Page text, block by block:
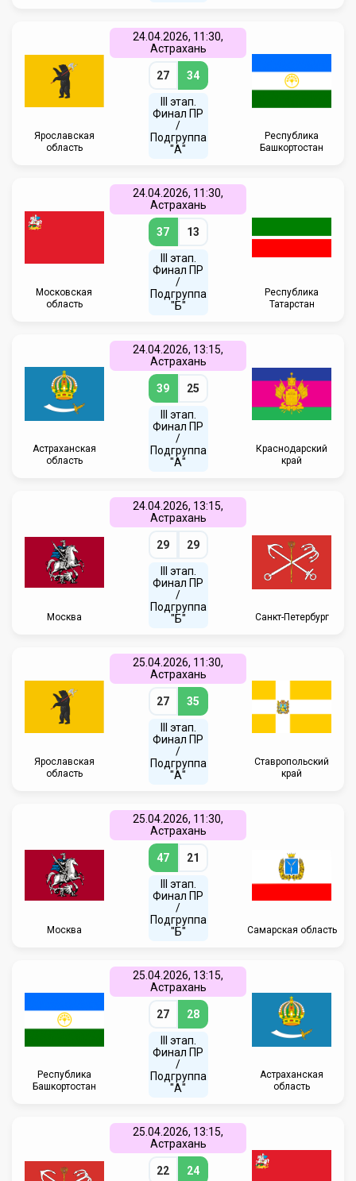
Ярославская
область
24.04.2026, 11:30,
Астрахань
27 34
III этап.
Финал ПР
/
Подгруппа
"А"
Республика
Башкортостан
Московская
область
24.04.2026, 11:30,
Астрахань
37 13
III этап.
Финал ПР
/
Подгруппа
"Б"
Республика
Татарстан
Астраханская
область
24.04.2026, 13:15,
Астрахань
39 25
III этап.
Финал ПР
/
Подгруппа
"А"
Краснодарский
край
Москва
24.04.2026, 13:15,
Астрахань
29 29
III этап.
Финал ПР
/
Подгруппа
"Б"
Санкт-Петербург
Ярославская
область
25.04.2026, 11:30,
Астрахань
27 35
III этап.
Финал ПР
/
Подгруппа
"А"
Ставропольский
край
Москва
25.04.2026, 11:30,
Астрахань
47 21
III этап.
Финал ПР
/
Подгруппа
"Б"
Самарская область
Республика
Башкортостан
25.04.2026, 13:15,
Астрахань
27 28
III этап.
Финал ПР
/
Подгруппа
"А"
Астраханская
область
25.04.2026, 13:15,
Астрахань
22 24